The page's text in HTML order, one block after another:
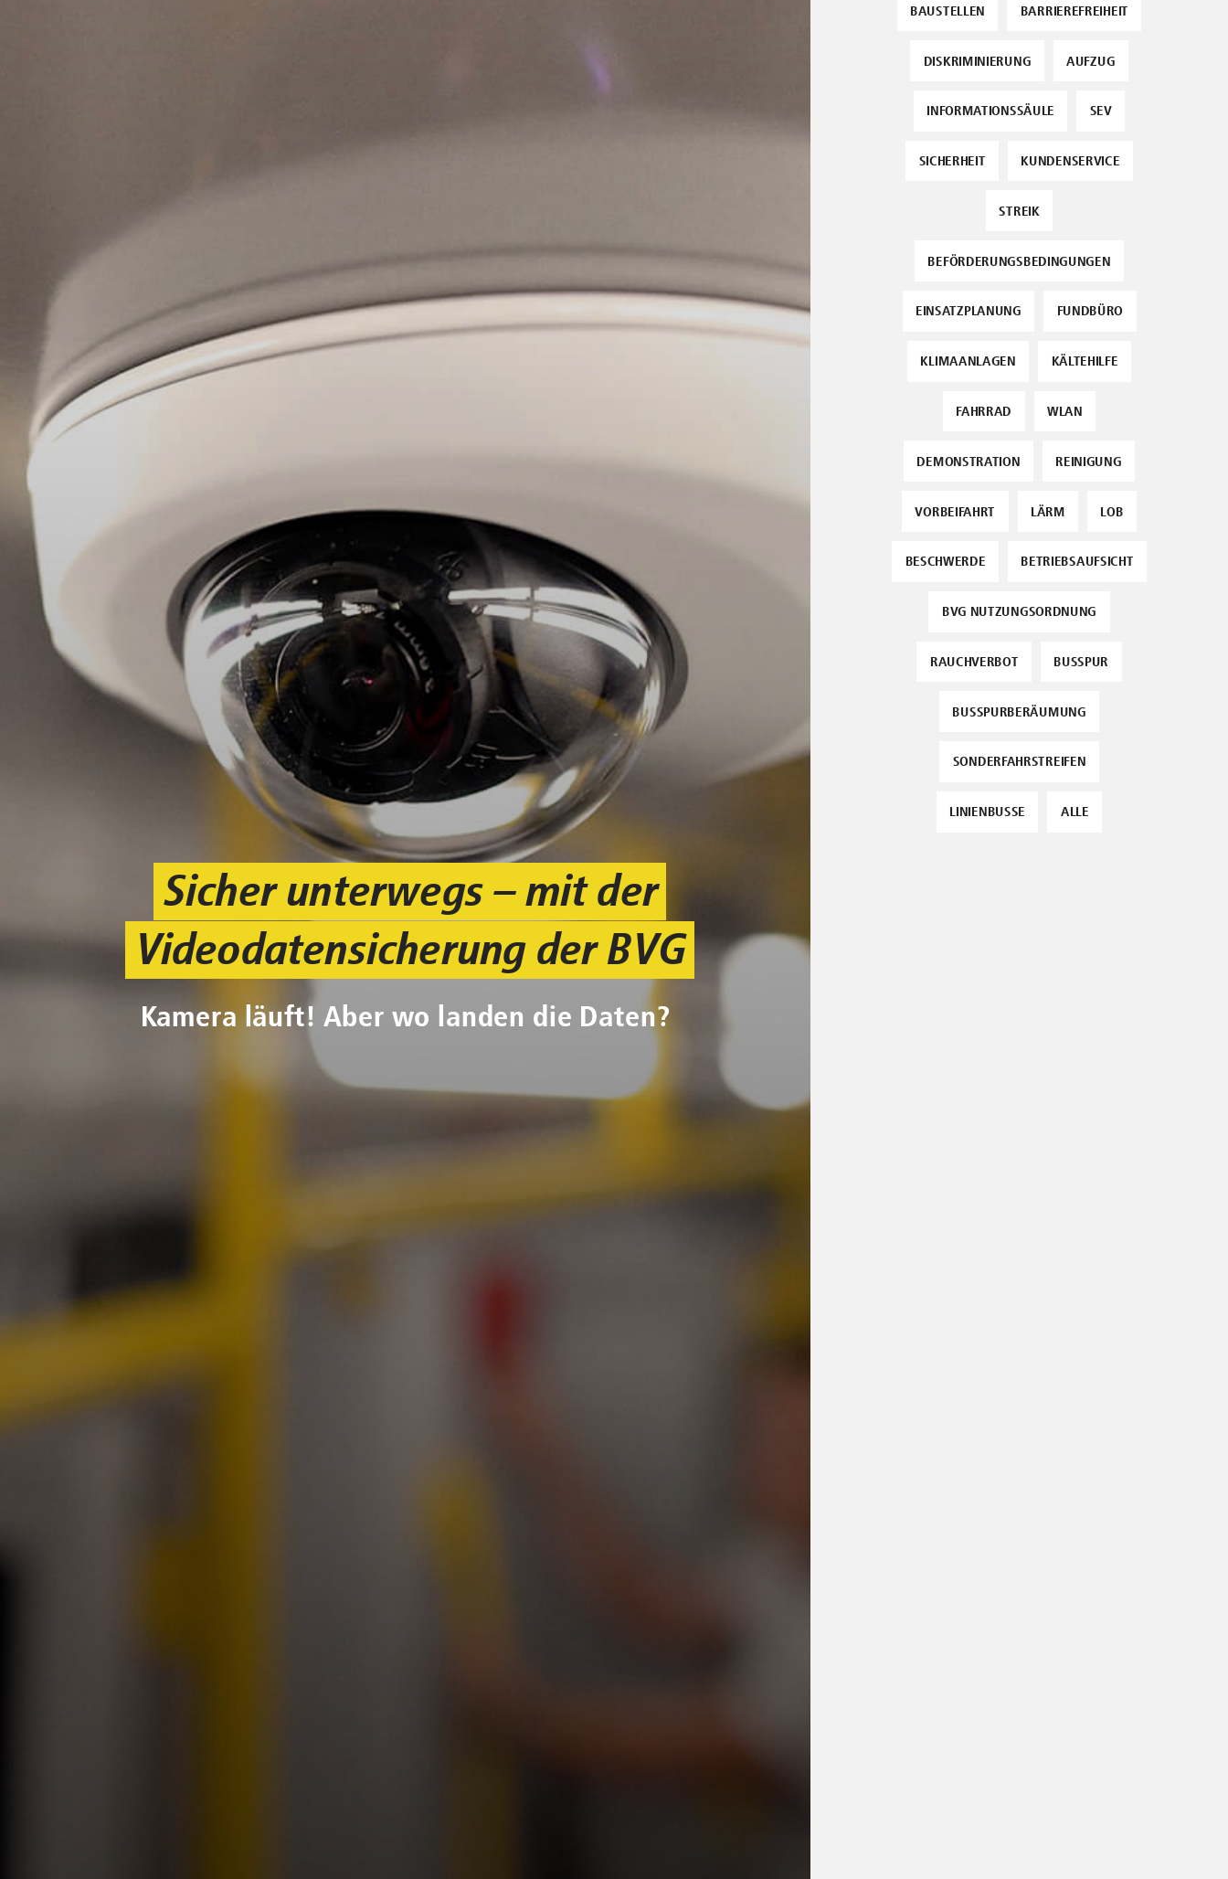
Sicher unterwegs – mit der
Videodatensicherung der BVG
Kamera läuft! Aber wo landen die Daten?
BAUSTELLEN BARRIEREFREIHEIT
DISKRIMINIERUNG AUFZUG
INFORMATIONSSÄULE SEV
SICHERHEIT KUNDENSERVICE
STREIK
BEFÖRDERUNGSBEDINGUNGEN
EINSATZPLANUNG FUNDBÜRO
KLIMAANLAGEN KÄLTEHILFE
FAHRRAD WLAN
DEMONSTRATION REINIGUNG
VORBEIFAHRT LÄRM LOB
BESCHWERDE BETRIEBSAUFSICHT
BVG NUTZUNGSORDNUNG
RAUCHVERBOT BUSSPUR
BUSSPURBERÄUMUNG
SONDERFAHRSTREIFEN
LINIENBUSSE ALLE